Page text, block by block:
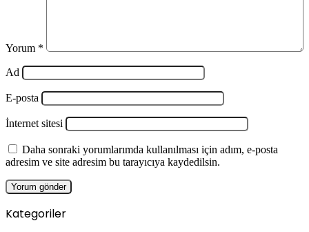
Yorum *
Ad
E-posta
İnternet sitesi
Daha sonraki yorumlarımda kullanılması için adım, e-posta
adresim ve site adresim bu tarayıcıya kaydedilsin.
Kategoriler